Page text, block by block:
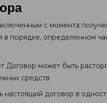
с момента
в порядке, определенном
Договор может быть
средств
настоящий договор в